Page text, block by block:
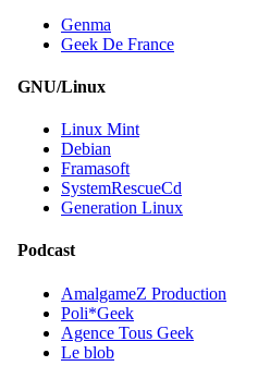
Genma
Geek De France
GNU/Linux
Linux Mint
Debian
Framasoft
SystemRescueCd
Generation Linux
Podcast
AmalgameZ Production
Poli*Geek
Agence Tous Geek
Le blob